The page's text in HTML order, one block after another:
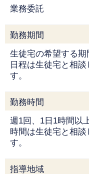
業務委託
勤務期間
生徒宅の希望する期
日程は生徒宅と相
す。
勤務時間
週1回、1日1時間以
時間は生徒宅と相
す。
指導地域